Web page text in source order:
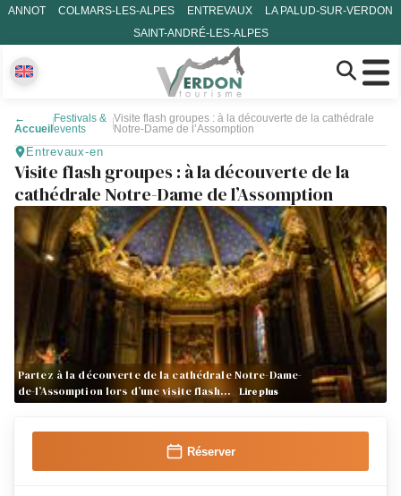
ANNOT COLMARS-LES-ALPES ENTREVAUX
LA PALUD-SUR-VERDON
SAINT-ANDRÉ-LES-ALPES
←
Accueil
Festivals &
events
Visite flash groupes : à la découverte de la cathédrale
Notre-Dame de l’Assomption
Entrevaux-en
Visite flash groupes : à la découverte de la
cathédrale Notre-Dame de l’Assomption
Partez à la découverte de la cathédrale Notre-Dame-
de-l’Assomption lors d’une visite flash…
Lire plus
Réserver